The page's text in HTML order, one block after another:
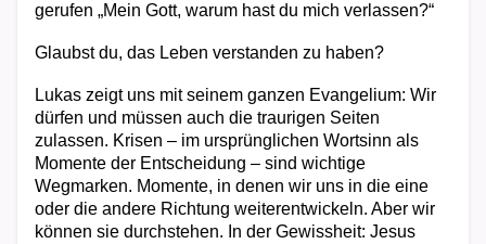
gerufen „Mein Gott, warum hast du mich verlassen?“
Glaubst du, das Leben verstanden zu haben?
Lukas zeigt uns mit seinem ganzen Evangelium: Wir
dürfen und müssen auch die traurigen Seiten
zulassen. Krisen – im ursprünglichen Wortsinn als
Momente der Entscheidung – sind wichtige
Wegmarken. Momente, in denen wir uns in die eine
oder die andere Richtung weiterentwickeln. Aber wir
können sie durchstehen. In der Gewissheit: Jesus